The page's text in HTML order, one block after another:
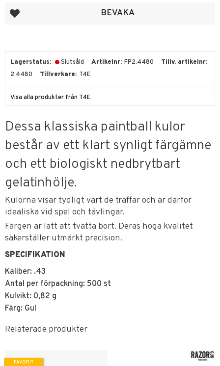
Lägg till i favoriter BEVAKA
Lagerstatus Slutsåld Artikelnr FP2.4480
Tillv. artikelnr
2.4480
Tillverkare T4E
Visa alla produkter från T4E
Dessa klassiska paintball kulor
består av ett klart synligt färgämne
och ett biologiskt nedbrytbart
gelatinhölje.
Kulorna visar tydligt vart de träffar och är därför
idealiska vid spel och tävlingar.
Färgen är lätt att tvätta bort. Deras höga kvalitet
säkerställer utmärkt precision.
SPECIFIKATION
Kaliber: .43
Antal per förpackning: 500 st
Kulvikt: 0,82 g
Färg: Gul
Relaterade produkter
FAVORIT